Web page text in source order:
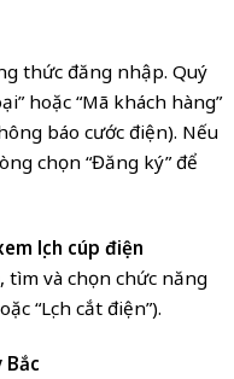
thức đăng nhập. Quý
hoặc “Mã khách hàng”
báo cước điện). Nếu
chọn “Đăng ký” để
lịch cúp điện
tìm và chọn chức năng
“Lịch cắt điện”).
Bắc